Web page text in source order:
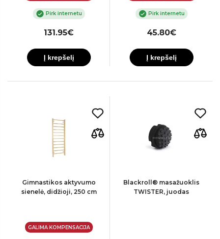
Pirk internetu
131.95€
Į krepšelį
Pirk internetu
45.80€
Į krepšelį
Gimnastikos aktyvumo
sienelė, didžioji, 250 cm
GALIMA KOMPENSACIJA
Blackroll® masažuoklis
TWISTER, juodas